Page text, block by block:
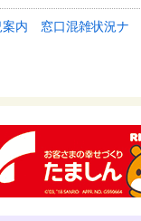
案内 窓口混雑状況ナ